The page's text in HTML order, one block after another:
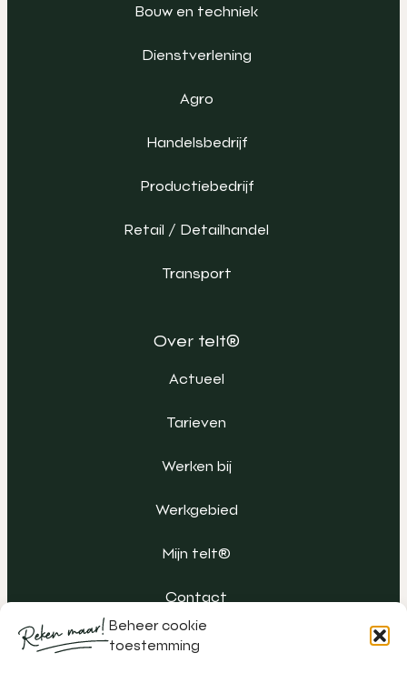
Beheer cookie
toestemming
Bouw en techniek
Dienstverlening
Agro
Handelsbedrijf
Productiebedrijf
Retail / Detailhandel
Transport
Over telt®
Actueel
Tarieven
Werken bij
Werkgebied
Mijn telt®
Contact